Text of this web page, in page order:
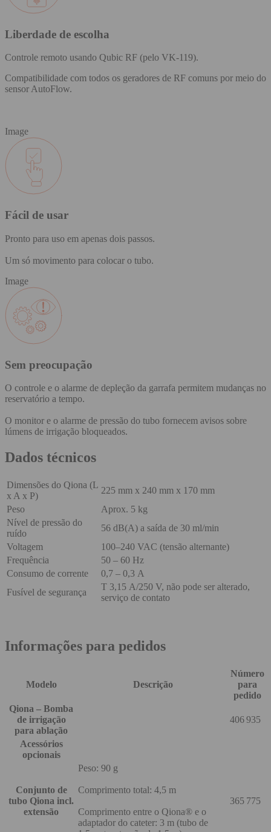
Liberdade de escolha
Controle remoto usando Qubic RF (pelo VK-119).
Compatibilidade com todos os geradores de RF comuns por meio do
sensor AutoFlow.
Image
Fácil de usar
Pronto para uso em apenas dois passos.
Um só movimento para colocar o tubo.
Image
Sem preocupação
O controle e o alarme de depleção da garrafa permitem mudanças no
reservatório a tempo.
O monitor e o alarme de pressão do tubo fornecem avisos sobre
lúmens de irrigação bloqueados.
Dados técnicos
Dimensões do Qiona (L
x A x P)
225 mm x 240 mm x 170 mm
Peso
Aprox. 5 kg
Nível de pressão do
ruído
56 dB(A) a saída de 30 ml/min
Voltagem
100–240 VAC (tensão alternante)
Frequência
50 – 60 Hz
Consumo de corrente
0,7 – 0,3 A
Fusível de segurança
T 3,15 A/250 V, não pode ser alterado,
serviço de contato
Informações para pedidos
Modelo Descrição
Número
para
pedido
Qiona – Bomba
de irrigação
para ablação
406 935
Acessórios
opcionais
Conjunto de
tubo Qiona incl.
extensão
Peso: 90 g
Comprimento total: 4,5 m
Comprimento entre o Qiona® e o
adaptador do cateter: 3 m (tubo de
365 775